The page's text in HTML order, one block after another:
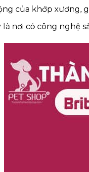
của khớp xương,
là nơi có công